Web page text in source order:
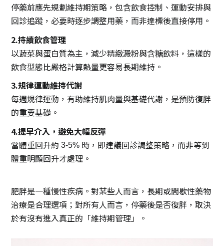
停藥前應先規劃維持期策略，包含飲食控制、運動安排與
回診追蹤，必要時逐步調整用藥，而非達標後直接停用。
2.持續飲食管理
以蔬菜與蛋白質為主，減少精緻澱粉與含糖飲料，這樣的
飲食型態比嚴格計算熱量更容易長期維持。
3.規律運動維持代謝
每週規律運動，有助維持肌肉量與基礎代謝，是預防復胖
的重要基礎。
4.提早介入，避免大幅反彈
當體重回升約 3-5% 時，即建議回診調整策略，而非等到
體重明顯回升才處理。
肥胖是一種慢性疾病。對某些人而言，長期或間歇性藥物
治療是合理選項；對所有人而言，停藥後是否復胖，取決
於有沒有進入真正的「維持期管理」。